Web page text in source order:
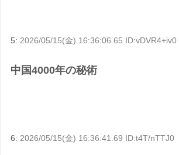
5: 2026/05/15(金) 16:36:06.65 ID:vDVR4+iv0
中国4000年の秘術
6:2026/05/15(金) 16:36:41.69 ID:t4T/nTTJ0